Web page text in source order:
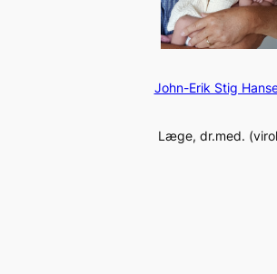
John-Erik Stig
Læge, dr.med.